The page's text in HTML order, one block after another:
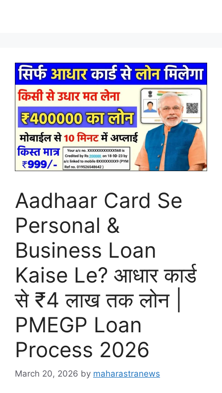
Aadhaar Card Se
Personal &
Business Loan
Kaise Le? आधार कार्ड
से ₹4 लाख तक लोन |
PMEGP Loan
Process 2026
March 20, 2026 by maharastranews